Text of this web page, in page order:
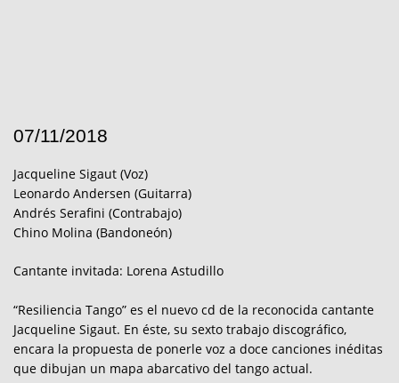
07/11/2018
Jacqueline Sigaut (Voz)
Leonardo Andersen (Guitarra)
Andrés Serafini (Contrabajo)
Chino Molina (Bandoneón)
Cantante invitada: Lorena Astudillo
“Resiliencia Tango” es el nuevo cd de la reconocida cantante
Jacqueline Sigaut. En éste, su sexto trabajo discográfico,
encara la propuesta de ponerle voz a doce canciones inéditas
que dibujan un mapa abarcativo del tango actual.